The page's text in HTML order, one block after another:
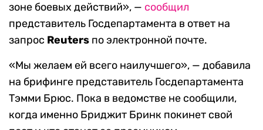
зоне боевых действий», — сообщил
представитель Госдепартамента в ответ на
запрос Reuters по электронной почте.
«Мы желаем ей всего наилучшего», — добавила
на брифинге представитель Госдепартамента
Тэмми Брюс. Пока в ведомстве не сообщили,
когда именно Бриджит Бринк покинет свой